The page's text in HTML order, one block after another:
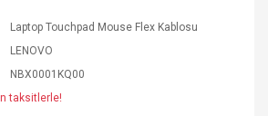
Laptop Touchpad Mouse Flex Kablosu
LENOVO
NBX0001KQ00
taksitlerle!